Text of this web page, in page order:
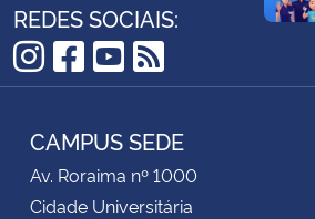
Controladoria-Geral da União
Secretaria-Geral
REDES SOCIAIS:
Instagram
Facebook
YouTube
RSS
CAMPUS SEDE
Av. Roraima nº 1000
Cidade Universitária